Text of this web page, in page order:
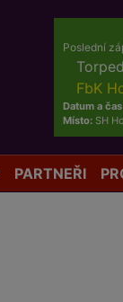
Poslední
FbK
Datum a
Místo:SH
PARTNEŘI